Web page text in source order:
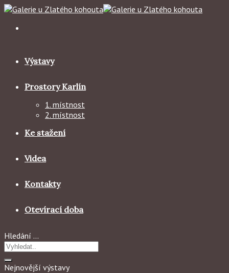
Skip
content
Výstavy
Prostory Karlín
1. místnost
2. místnost
Ke stažení
Videa
Kontakty
Otevírací doba
Hledání …
Nejnovější výstavy